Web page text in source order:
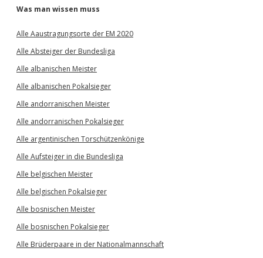
Was man wissen muss
Alle Aaustragungsorte der EM 2020
Alle Absteiger der Bundesliga
Alle albanischen Meister
Alle albanischen Pokalsieger
Alle andorranischen Meister
Alle andorranischen Pokalsieger
Alle argentinischen Torschützenkönige
Alle Aufsteiger in die Bundesliga
Alle belgischen Meister
Alle belgischen Pokalsieger
Alle bosnischen Meister
Alle bosnischen Pokalsieger
Alle Brüderpaare in der Nationalmannschaft